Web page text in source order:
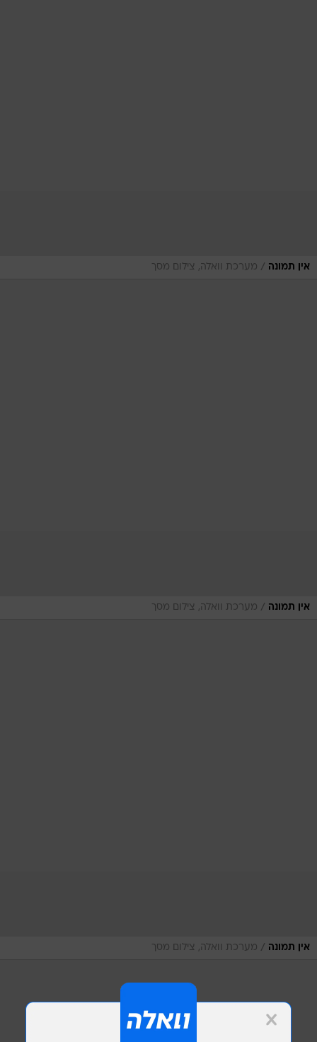
אין תמונה / מערכת וואלה, צילום מסך
אין תמונה / מערכת וואלה, צילום מסך
אין תמונה / מערכת וואלה, צילום מסך